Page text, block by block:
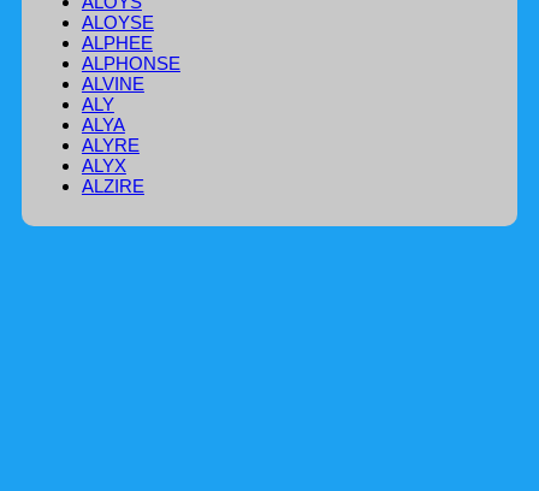
ALOYSE
ALPHEE
ALPHONSE
ALVINE
ALY
ALYA
ALYRE
ALYX
ALZIRE